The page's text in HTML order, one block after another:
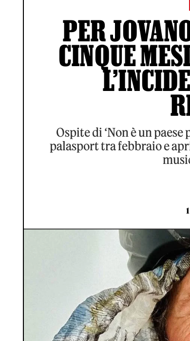
PER
CINQUE
Ospite di ‘Non è un
palasport tra febbraio e